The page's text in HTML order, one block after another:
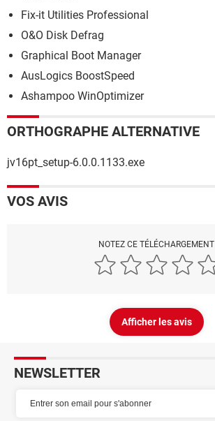
Fix-it Utilities Professional
O&O Disk Defrag
Graphical Boot Manager
AusLogics BoostSpeed
Ashampoo WinOptimizer
ORTHOGRAPHE ALTERNATIVE
jv16pt_setup-6.0.0.1133.exe
VOS AVIS
NOTEZ CE TÉLÉCHARGEMENT
Afficher les avis
NEWSLETTER